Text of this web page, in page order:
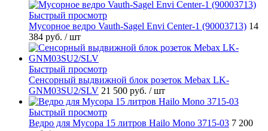
Быстрый просмотр
Мусорное ведро Vauth-Sagel Envi Center-1 (90003713) 14
384 руб. / шт
Быстрый просмотр
Сенсорный выдвижной блок розеток Mebax LK-
GNM03SU2/SLV 21 500 руб. / шт
Быстрый просмотр
Ведро для Мусора 15 литров Hailo Mono 3715-03 7 200